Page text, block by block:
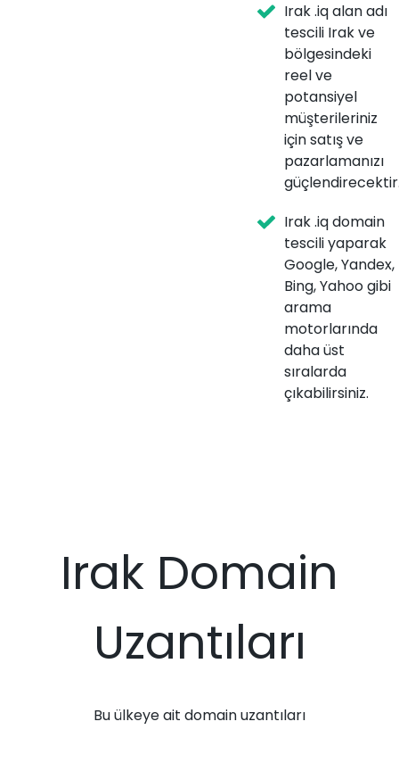
Irak .iq alan adı
tescili Irak ve
bölgesindeki
reel ve
potansiyel
müşterileriniz
için satış ve
pazarlamanızı
Irak .iq domain
tescili yaparak
Google, Yandex,
Bing, Yahoo gibi
arama
motorlarında
daha üst
sıralarda
çıkabilirsiniz.
Irak Domain
Uzantıları
Bu ülkeye ait domain uzantıları